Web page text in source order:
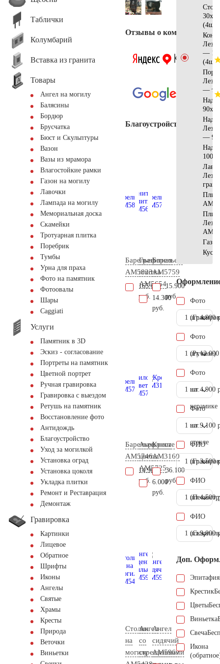
Таблички
Колумбарий
Вставка из гранита
Товары
Ангел на могилу
Балясины
Бордюр
Брусчатка
Бюст и Скульптуры
Вазон
Вазы из мрамора
Влагостойкие рамки
Газон на могилу
Лавочки
Лампада на могилу
Мемориальная доска
Скамейки
Тротуарная плитка
Поребрик
Тумбы
Урна для праха
Фото на памятник
Фотоовалы
Шары
Сaggiati
Услуги
Памятник в 3D
Эскиз - согласование
Портреты на памятник
Цветной портрет
Ручная гравировка
Гравировка с выездом
Ретушь на памятник
Восстановление фото
Антидождь
Благоустройство
Уход за могилкой
Установка оград
Установка цоколя
Укладка плитки
Ремонт и Реставрация
Демонтаж
Гравировка
Картинки
Лицевое
Обратное
Шрифты
Иконы
Ангелы
Святые
Храмы
Кресты
Природа
Веточки
Виньетки
Отзывы о компании
Благоустройство
Барельеф
AM5823
165.600
руб.
Гранитная
плитка
AM5654
14.300
руб.
Барельеф
AM5759
15.900
руб.
Барельеф
AM5746
14.900
руб.
Акриловые
цветы
AM5725
6.000
руб.
Крест
AM3160
36.100
руб.
Столик
на
могилу
Ангел
со
скрещенными
Ангел
сидячий
AM5967
(4шт)
—
(4шт)
—
—
Газон
Куст
Фото
1 шт.4.900
Фото
(Ручное)
1 шт.
Фото
на
керамике
1 шт. 4.900
Фото
на
стекле
1 шт. 9.100
ФИО
1 шт.3.500
ФИО
1 шт.4.500
ФИО
1 шт.9.000
Доп.
Эпитафия
Крестик
Цветы
Виньетка
Свеча
Икона